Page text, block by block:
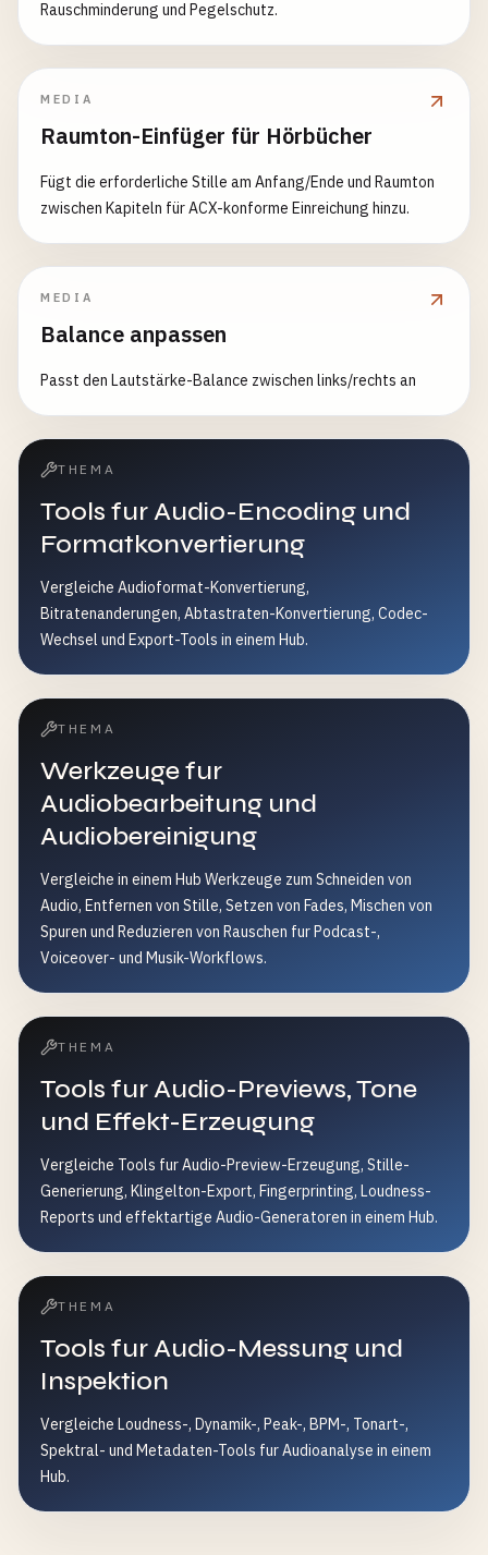
Rauschminderung und Pegelschutz.
MEDIA
Raumton-Einfüger für Hörbücher
Fügt die erforderliche Stille am Anfang/Ende und Raumton
zwischen Kapiteln für ACX-konforme Einreichung hinzu.
MEDIA
Balance anpassen
Passt den Lautstärke-Balance zwischen links/rechts an
THEMA
Tools fur Audio-Encoding und
Formatkonvertierung
Vergleiche Audioformat-Konvertierung,
Bitratenanderungen, Abtastraten-Konvertierung, Codec-
Wechsel und Export-Tools in einem Hub.
THEMA
Werkzeuge fur
Audiobearbeitung und
Audiobereinigung
Vergleiche in einem Hub Werkzeuge zum Schneiden von
Audio, Entfernen von Stille, Setzen von Fades, Mischen von
Spuren und Reduzieren von Rauschen fur Podcast-,
Voiceover- und Musik-Workflows.
THEMA
Tools fur Audio-Previews, Tone
und Effekt-Erzeugung
Vergleiche Tools fur Audio-Preview-Erzeugung, Stille-
Generierung, Klingelton-Export, Fingerprinting, Loudness-
Reports und effektartige Audio-Generatoren in einem Hub.
THEMA
Tools fur Audio-Messung und
Inspektion
Vergleiche Loudness-, Dynamik-, Peak-, BPM-, Tonart-,
Spektral- und Metadaten-Tools fur Audioanalyse in einem
Hub.